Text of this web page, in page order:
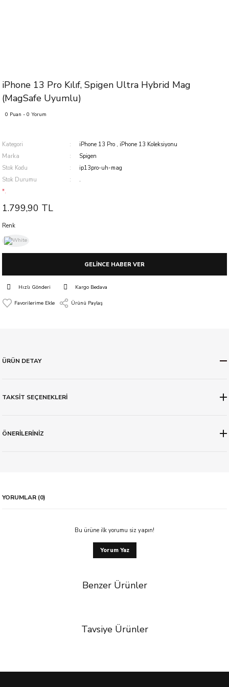
iPhone 13 Pro Kılıf, Spigen Ultra Hybrid Mag
(MagSafe Uyumlu)
0 Puan - 0 Yorum
Kategori iPhone 13 Pro , iPhone 13 Koleksiyonu
Marka
Spigen
Stok Kodu
ip13pro-uh-mag
Stok Durumu
.
*.
1.799,90 TL
Renk
GELİNCE HABER VER
Hızlı Gönderi Kargo Bedava
Ürünü Paylaş
ÜRÜN DETAY
TAKSİT SEÇENEKLERİ
ÖNERİLERİNİZ
YORUMLAR (0)
Bu ürüne ilk yorumu siz yapın!
Yorum Yaz
Benzer Ürünler
Tavsiye Ürünler